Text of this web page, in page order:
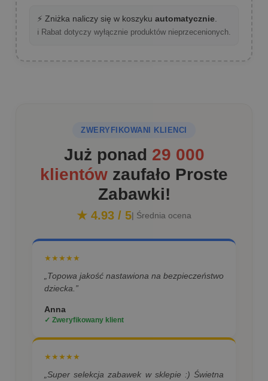
⚡ Zniżka naliczy się w koszyku automatycznie
ℹ️ Rabat dotyczy wyłącznie produktów nieprzecenionych.
ZWERYFIKOWANI KLIENCI
Już ponad 29 000
klientów zaufało Proste
Zabawki!
★ 4.93 / 5| Średnia ocena
★★★★★
„Topowa jakość nastawiona na bezpieczeństwo
dziecka.”
Anna
✓ Zweryfikowany klient
★★★★★
„Super selekcja zabawek w sklepie :) Świetna